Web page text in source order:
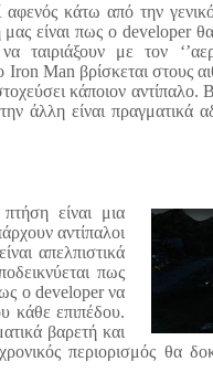
αφενός κάτω από την
είναι πως ο developer
ταιριάξουν με τον
Man βρίσκεται στους
κάποιον αντίπαλο.
άλλη είναι πραγματικά
είναι μια
αντίπαλοι
απελπιστικά
πως
ο developer να
κάθε επιπέδου.
βαρετή και
περιορισμός θα